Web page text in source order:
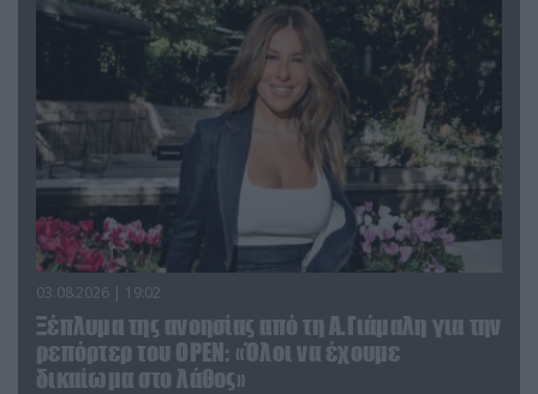
03.08.2026 | 19:02
Ξέπλυμα της ανοησίας από τη Α.Γιάμαλη για την
ρεπόρτερ του ΟΡΕΝ: «Όλοι να έχουμε
δικαίωμα στο λάθος»